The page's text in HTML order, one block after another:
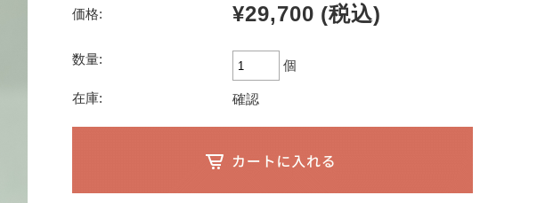
Earrings
イヤリング
9月 サファイア
JL HOKKAIDO ホームページ
価格: ¥29,700 (税込)
数量: 個
在庫: 確認